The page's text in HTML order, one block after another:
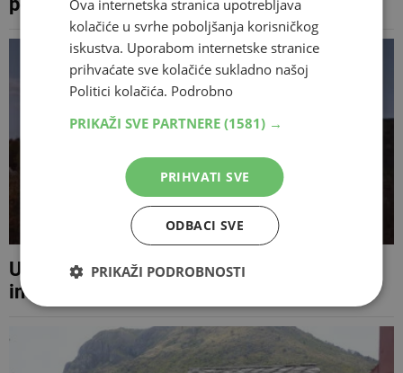
U Mostaru gorio automobil, kod Neuma
intervenirali Air Tractori
Ova internetska stranica upotrebljava
kolačiće u svrhe poboljšanja korisničkog
iskustva. Uporabom internetske stranice
prihvaćate sve kolačiće sukladno našoj
Politici kolačića. Podrobno
PRIKAŽI SVE PARTNERE (1581) →
PRIHVATI SVE
ODBACI SVE
PRIKAŽI PODROBNOSTI